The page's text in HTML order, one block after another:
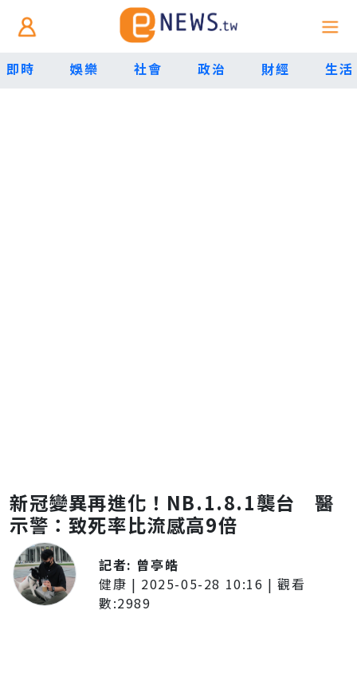
即時 娛樂 社會 政治 財經 生活
新冠變異再進化！NB.1.8.1襲台 醫
示警：致死率比流感高9倍
記者: 曾亭皓
健康 | 2025-05-28 10:16 | 觀看
數:2989